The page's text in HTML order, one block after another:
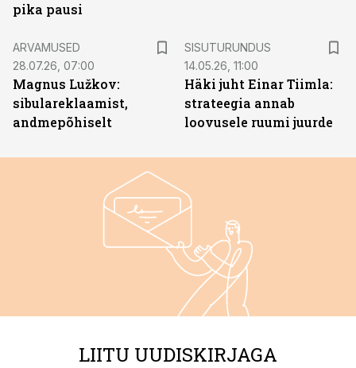
pika pausi
ARVAMUSED
28.07.26, 07:00
Magnus Lužkov:
sibulareklaamist,
andmepõhiselt
SISUTURUNDUS
14.05.26, 11:00
Häki juht Einar Tiimla:
strateegia annab
loovusele ruumi juurde
LIITU UUDISKIRJAGA